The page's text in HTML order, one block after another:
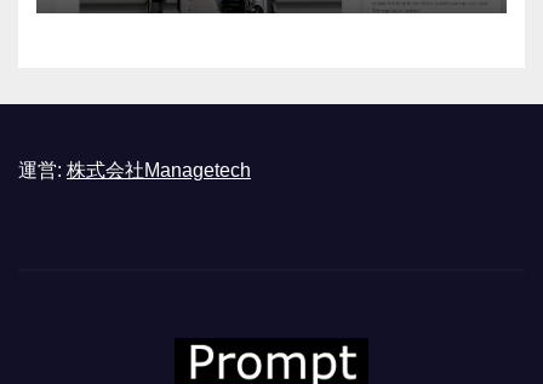
運営: 株式会社Managetech